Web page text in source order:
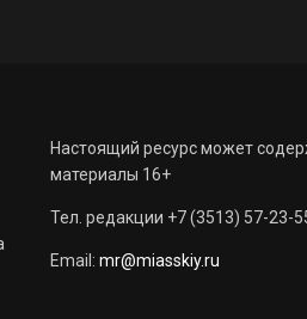
Настоящий ресурс может
материалы 16+
Тел. редакции +7 (3513) 57-23-
Email: mr@miasskiy.ru